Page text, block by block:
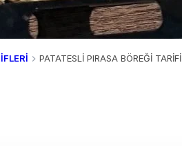
PATATESLİ PIRASA BÖREĞİ TARİFİ